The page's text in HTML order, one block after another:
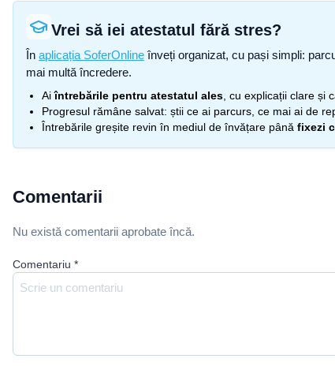
Vrei să iei atestatul fără stres?
În aplicația SoferOnline înveți organizat, cu pași simpli:
mai multă încredere.
Aiîntrebările pentru atestatul ales , cu explicații clare și
Progresul rămâne salvat: știi ce ai parcurs, ce mai ai de
Întrebările greșite revin în mediul de învățare până fixezi
Comentarii
Nu există comentarii aprobate încă.
Comentariu *